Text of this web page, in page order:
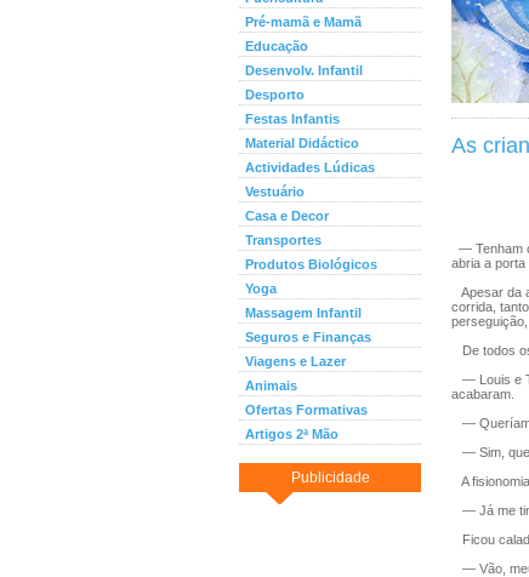
Pré-mamã e Mamã
Educação
Desenvolv. Infantil
Desporto
Festas Infantis
Material Didáctico
Actividades Lúdicas
Vestuário
Casa e Decor
Transportes
Produtos Biológicos
Yoga
Massagem Infantil
Seguros e Finanças
Viagens e Lazer
Animais
Ofertas Formativas
Artigos 2ª Mão
Publicidade
As
— Tenham
abria a porta
Apesar da
corrida,
De todos
— Louis e
acabaram.
—
— Sim,
A
— Já me
Ficou
— Vão,